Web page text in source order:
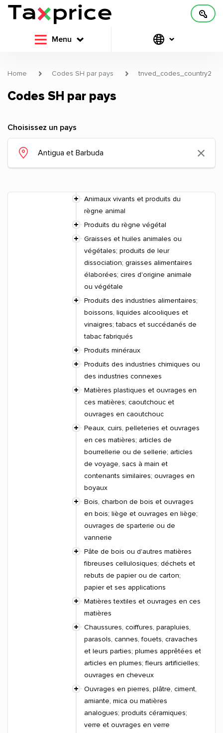
Menu
Home Codes SH par pays tnved_codes_country2
Codes SH par pays
Choisissez un pays
Animaux vivants et produits du
règne animal
Produits du règne végétal
Graisses et huiles animales ou
végétales; produits de leur
dissociation; graisses alimentaires
élaborées; cires d'origine animale
ou végétale
Produits des industries alimentaires;
boissons, liquides alcooliques et
vinaigres; tabacs et succédanés de
tabac fabriqués
Produits minéraux
Produits des industries chimiques ou
des industries connexes
Matières plastiques et ouvrages en
ces matières; caoutchouc et
ouvrages en caoutchouc
Peaux, cuirs, pelleteries et ouvrages
en ces matières; articles de
bourrellerie ou de sellerie; articles
de voyage, sacs à main et
contenants similaires; ouvrages en
boyaux
Bois, charbon de bois et ouvrages
en bois; liège et ouvrages en liège;
ouvrages de sparterie ou de
vannerie
Pâte de bois ou d'autres matières
fibreuses cellulosiques; déchets et
rebuts de papier ou de carton;
papier et ses applications
Matières textiles et ouvrages en ces
matières
Chaussures, coiffures, parapluies,
parasols, cannes, fouets, cravaches
et leurs parties; plumes apprêtées et
articles en plumes; fleurs artificielles;
ouvrages en cheveux
Ouvrages en pierres, plâtre, ciment,
amiante, mica ou matières
analogues; produits céramiques;
verre et ouvrages en verre